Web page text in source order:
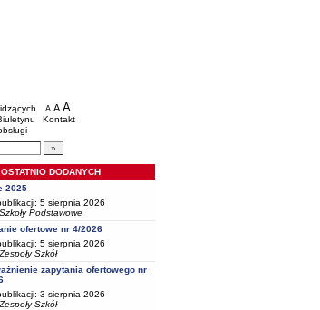
Częstochowa
A pomniejsz czcionkę
A standardowy rozmiar czcionki
A
Kontakt
artykułów
DODANYCH
2025
5 sierpnia 2026
Szkoły Podstawowe
ofertowe nr 4/2026
5 sierpnia 2026
Zespoły Szkół
zapytania ofertowego nr
3 sierpnia 2026
Zespoły Szkół